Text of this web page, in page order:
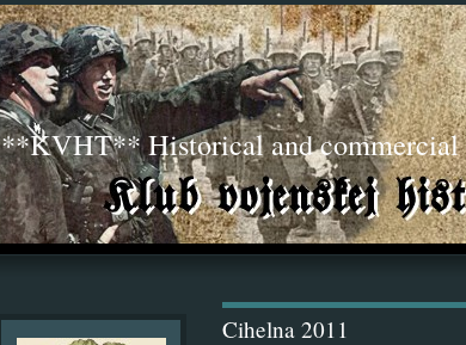
**KVHT** Historical and commercial
Cihelna 2011